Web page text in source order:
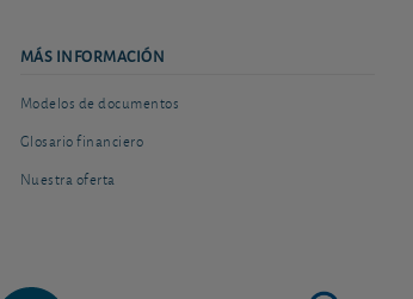
MÁS INFORMACIÓN
Modelos de documentos
Glosario financiero
Nuestra oferta